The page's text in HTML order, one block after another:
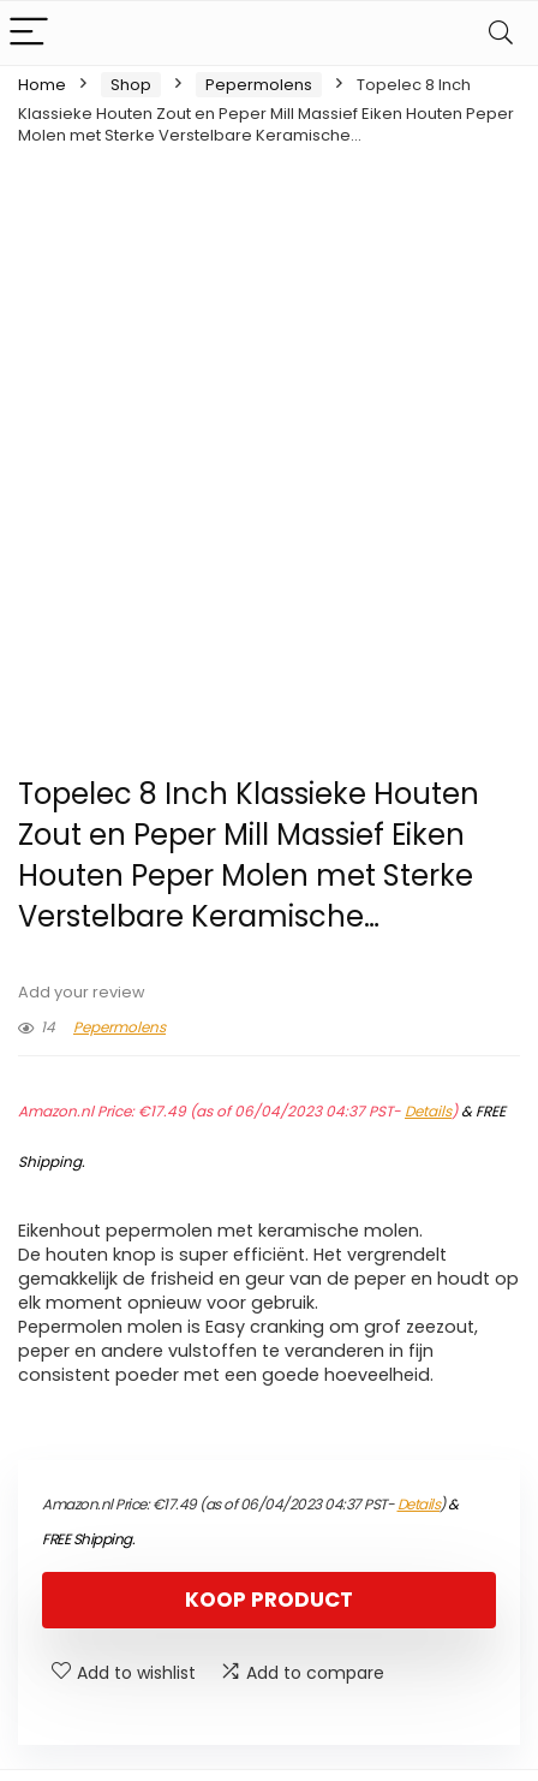
Home Shop Pepermolens
Topelec 8 Inch
Klassieke Houten Zout en Peper Mill Massief Eiken Houten Peper
Molen met Sterke Verstelbare Keramische…
Topelec 8 Inch Klassieke Houten
Zout en Peper Mill Massief Eiken
Houten Peper Molen met Sterke
Verstelbare Keramische…
Add your review
14
Pepermolens
Amazon.nl Price:€17.49(as of 06/04/2023 04:37 PST- Details)&FREE
Shipping.
Eikenhout pepermolen met keramische molen.
De houten knop is super efficiënt. Het vergrendelt
gemakkelijk de frisheid en geur van de peper en houdt op
elk moment opnieuw voor gebruik.
Pepermolen molen is Easy cranking om grof zeezout,
peper en andere vulstoffen te veranderen in fijn
consistent poeder met een goede hoeveelheid.
Amazon.nl Price:€17.49(as of 06/04/2023 04:37 PST-Details)&
FREE Shipping.
KOOP PRODUCT
Add to wishlist Add to compare